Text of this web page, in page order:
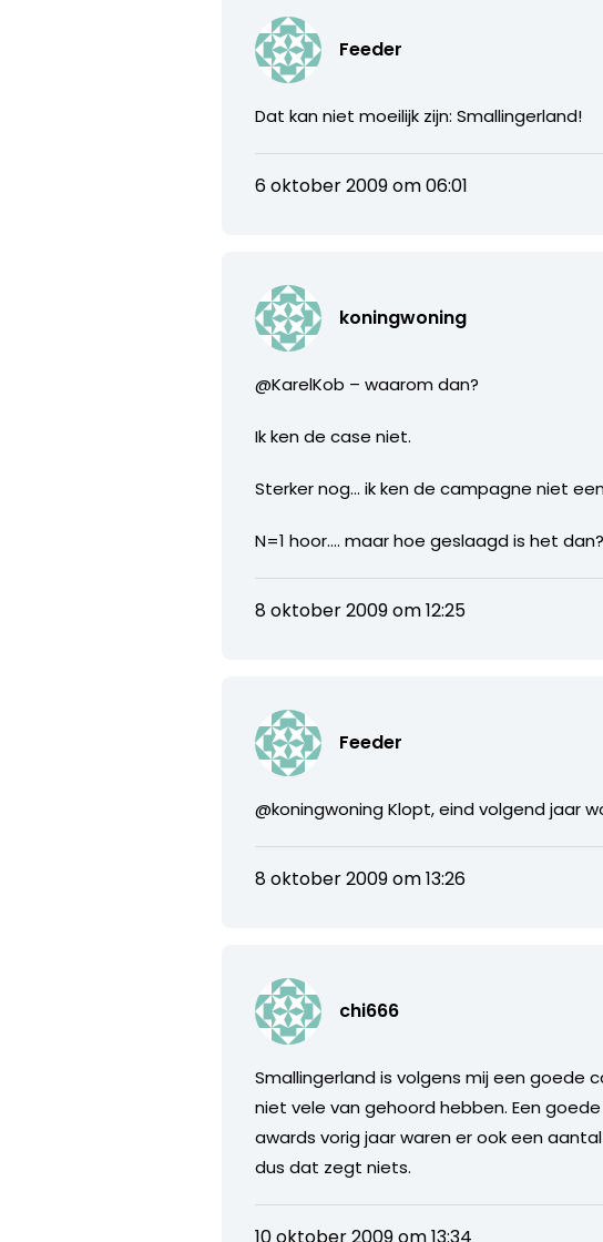
Feeder
Dat kan niet moeilijk zijn: Smallingerland!
6 oktober 2009 om 06:01
koningwoning
@KarelKob – waarom dan?
Ik ken de case niet.
Sterker nog… ik ken de campagne niet
N=1 hoor…. maar hoe geslaagd is het dan?
8 oktober 2009 om 12:25
Feeder
@koningwoning Klopt, eind volgend jaar
8 oktober 2009 om 13:26
chi666
Smallingerland is volgens mij een goede
niet vele van gehoord hebben. Een
awards vorig jaar waren er ook een
dus dat zegt niets.
10 oktober 2009 om 13:34